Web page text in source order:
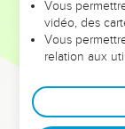
et les saisons
Dans cette
clés pour
deviennent vos
Vous
vidéo, des
Vous
relation aux